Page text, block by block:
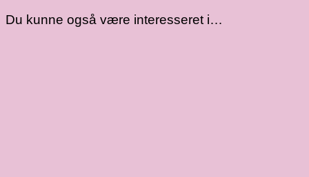
Du kunne også være interesseret i…